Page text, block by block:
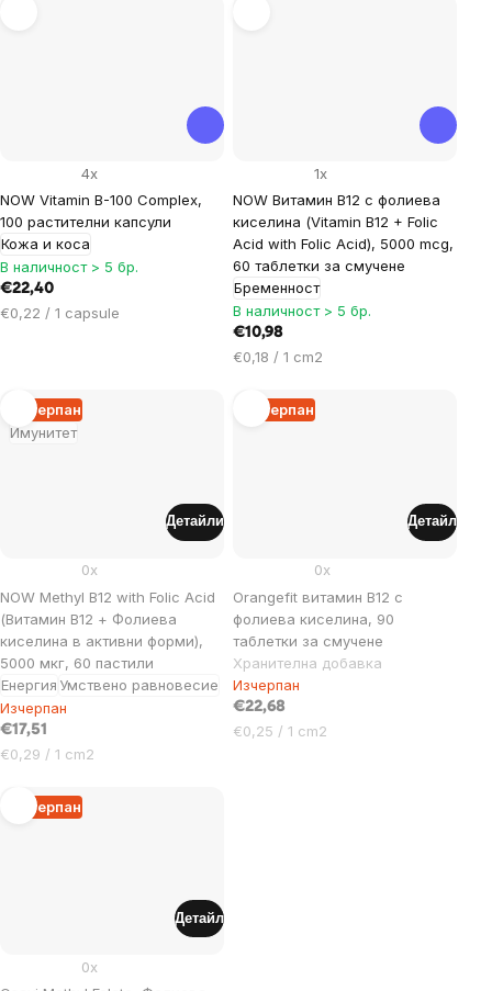
NOW Vitamin B-100 Complex,
100 растителни капсули
Кожа и коса
4x
В наличност > 5 бр.
€22,40
Цена
€0,22 / 1 capsule
NOW Витамин B12 с фолиева
киселина (Vitamin B12 + Folic
Acid with Folic Acid), 5000 mcg,
60 таблетки за смучене
Бременност
1x
В наличност > 5 бр.
€10,98
Цена
мярка:
€0,18 / 1 cm2
Имунитет
Изчерпан
NOW Methyl B12 with Folic Acid
(Витамин B12 + Фолиева
киселина в активни форми),
5000 мкг, 60 пастили
Енергия Умствено равновесие
0x
Изчерпан
€17,51
Цена
мярка:
€0,29 / 1 cm2
Детайли
Изчерпан
Orangefit витамин В12 с
фолиева киселина, 90
таблетки за смучене
Хранителна добавка
0x
Изчерпан
€22,68
Цена
€0,25 / 1 cm2
Детайл
Изчерпан
0x
Детайл